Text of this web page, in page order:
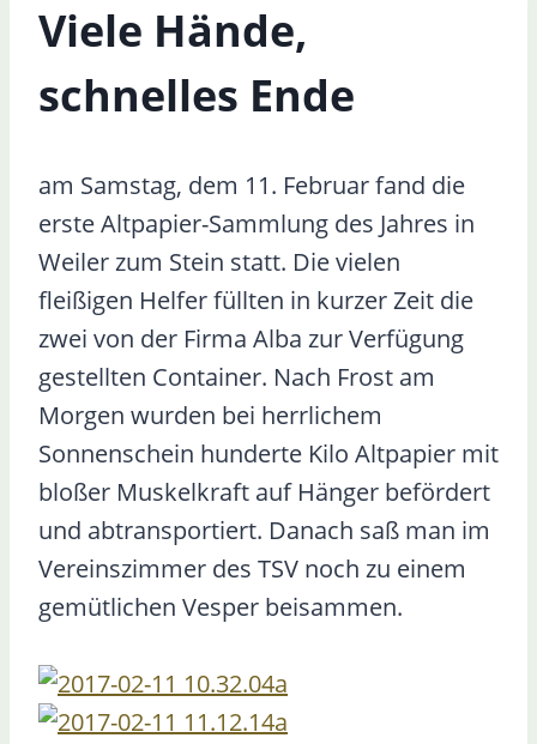
Viele Hände,
schnelles Ende
am Samstag, dem 11. Februar fand die
erste Altpapier-Sammlung des Jahres in
Weiler zum Stein statt. Die vielen
fleißigen Helfer füllten in kurzer Zeit die
zwei von der Firma Alba zur Verfügung
gestellten Container. Nach Frost am
Morgen wurden bei herrlichem
Sonnenschein hunderte Kilo Altpapier mit
bloßer Muskelkraft auf Hänger befördert
und abtransportiert. Danach saß man im
Vereinszimmer des TSV noch zu einem
gemütlichen Vesper beisammen.